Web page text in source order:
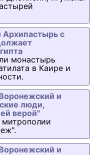
Архипастырь с
монастырь
в Каире и
и
люди,
верой"
и